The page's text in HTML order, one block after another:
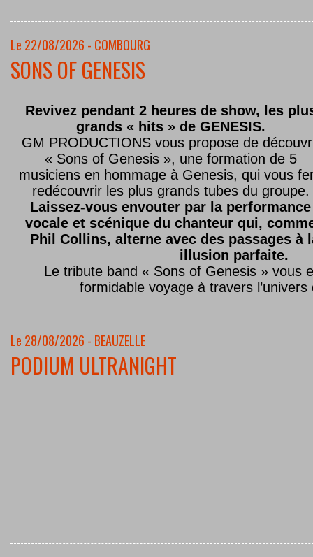
Le 22/08/2026 - COMBOURG
SONS OF GENESIS
Revivez pendant 2 heures de show, les
grands « hits » de GENESIS.
GM PRODUCTIONS vous propose de
« Sons of Genesis », une formation de 5
musiciens en hommage à Genesis, qui vous
redécouvrir les plus grands tubes du groupe.
Laissez-vous envouter par la performance
vocale et scénique du chanteur qui,
Phil Collins, alterne avec des passages à
illusion parfaite.
Le tribute band « Sons of Genesis » vous
formidable voyage à travers l’univers
Le 28/08/2026 - BEAUZELLE
PODIUM ULTRANIGHT